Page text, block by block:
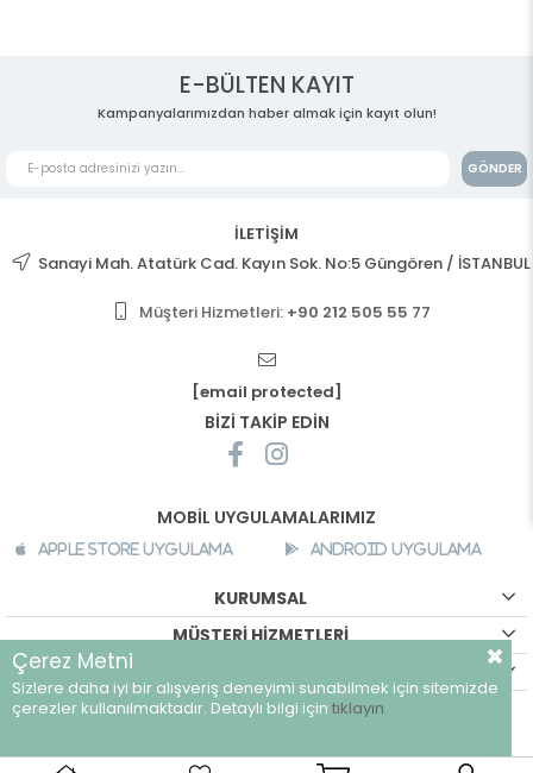
E-BÜLTEN KAYIT
Kampanyalarımızdan haber almak için kayıt olun!
GÖNDER
İLETİŞİM
Sanayi Mah. Atatürk Cad. Kayın Sok. No:5 Güngören / İSTANBUL
Müşteri Hizmetleri: +90 212 505 55 77
[email protected]
BİZİ TAKİP EDİN
MOBİL UYGULAMALARIMIZ
Apple Store Uygulama Android Uygulama
KURUMSAL
MÜŞTERİ HİZMETLERİ
©breeze.com.tr - Tüm hakları saklıdır.
Çerez Metni
Sizlere daha iyi bir alışveriş deneyimi sunabilmek için sitemizde
çerezler kullanılmaktadır. Detaylı bilgi için tıklayın